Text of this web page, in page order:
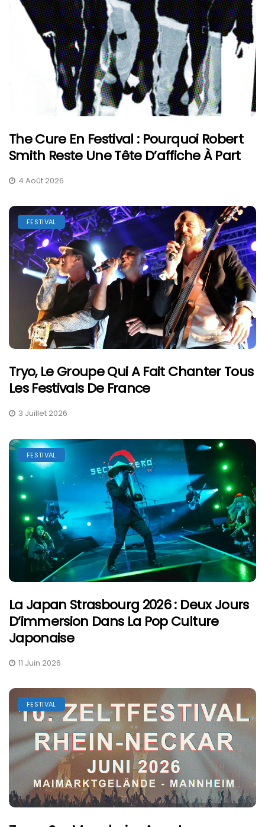
The Cure En Festival : Pourquoi Robert
Smith Reste Une Tête D’affiche À Part
4 Août 2026
FESTIVAL
Tryo, Le Groupe Qui A Fait Chanter Tous
Les Festivals De France
3 Juillet 2026
FESTIVAL
La Japan Strasbourg 2026 : Deux Jours
D’immersion Dans La Pop Culture
Japonaise
11 Juin 2026
FESTIVAL